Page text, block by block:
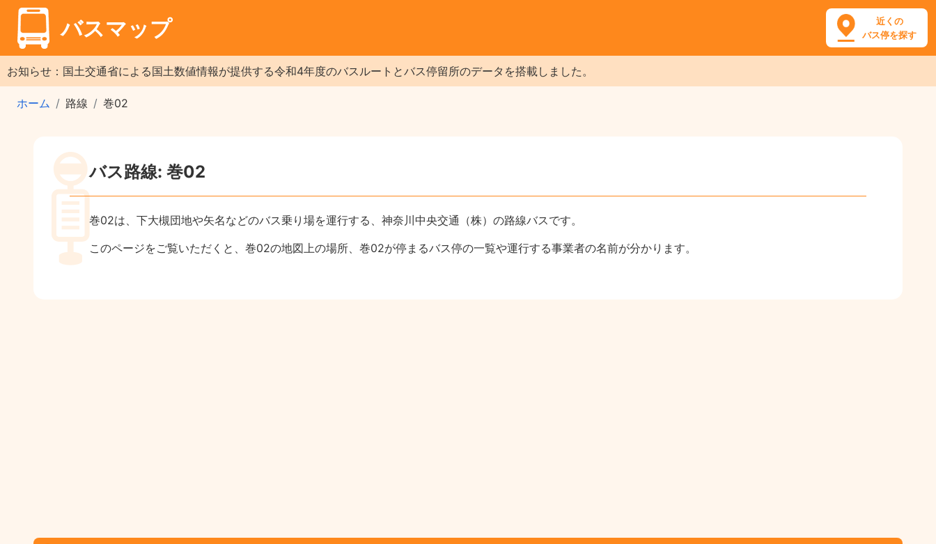
バスマップ
近くの
バス停を探す
お知らせ：国土交通省による国土数値情報が提供する令和4年度のバスルートとバス停留所のデータを搭載しました。
ホーム 路線 巻02
バス路線: 巻02
巻02は、下大槻団地や矢名などのバス乗り場を運行する、神奈川中央交通（株）の路線バスです。
このページをご覧いただくと、巻02の地図上の場所、巻02が停まるバス停の一覧や運行する事業者の名前が分かります。